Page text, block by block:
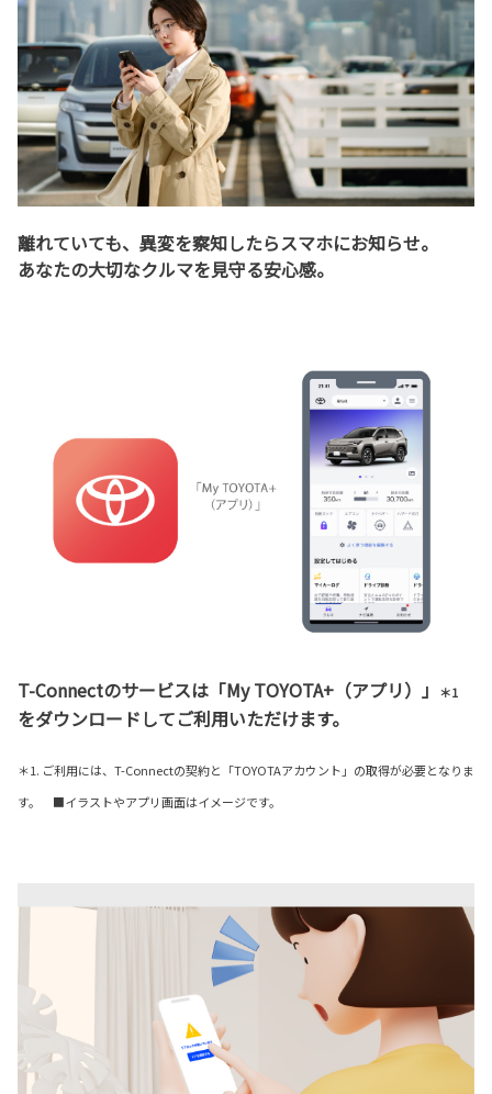
離れていても、異変を察知したらスマホにお知らせ。
あなたの大切なクルマを見守る安心感。
T-Connectのサービスは「My TOYOTA+（アプリ）」 ＊1
をダウンロードしてご利用いただけます。
＊1. ご利用には、T-Connectの契約と「TOYOTAアカウント」の取得が必要となりま
す。 ■イラストやアプリ画面はイメージです。